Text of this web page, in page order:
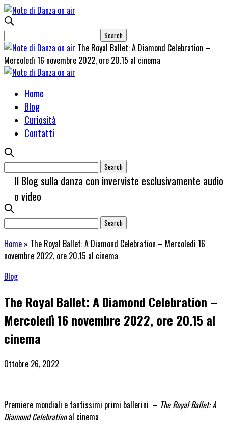
The Royal Ballet: A Diamond Celebration –
Mercoledì 16 novembre 2022, ore 20.15 al cinema
Home
Blog
Curiosità
Contatti
Il Blog sulla danza con inverviste esclusivamente audio
o video
Home » The Royal Ballet: A Diamond Celebration – Mercoledì 16
novembre 2022, ore 20.15 al cinema
Blog
The Royal Ballet: A Diamond Celebration –
Mercoledì 16 novembre 2022, ore 20.15 al
cinema
Ottobre 26, 2022
Premiere mondiali e tantissimi primi ballerini – The Royal Ballet: A
Diamond Celebrational cinema